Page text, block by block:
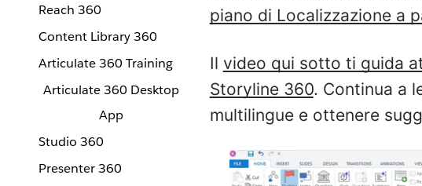
Reach 360
Content Library 360
Articulate 360 Training
Articulate 360 Desktop
App
Studio 360
Presenter 360
piano di Localizzazione a
Il video qui sotto ti guida
Storyline 360. Continua a
multilingue e ottenere